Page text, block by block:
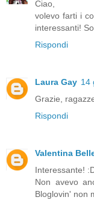
Ciao,
volevo farti i
interessanti!
Rispondi
Laura Gay 14
Grazie,
Rispondi
Valentina
Interessante!
Non avevo
Bloglovin' non